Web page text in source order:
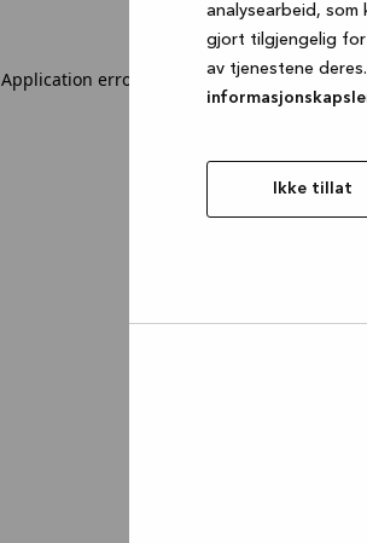
analysearbeid, som
gjort tilgjengelig for
av tjenestene
Ikke tillat
Application error: a client-side exception